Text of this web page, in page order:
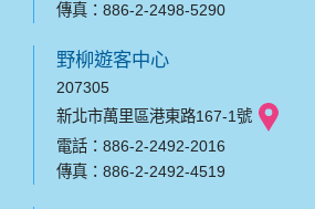
傳真：886-2-2498-5290
野柳遊客中心
207305
新北市萬里區港東路167-1號
電話：886-2-2492-2016
傳真：886-2-2492-4519